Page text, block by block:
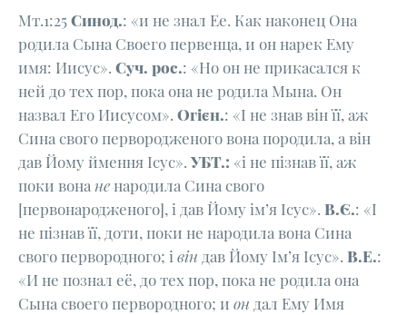
Мт.1:25Синод.: «и не знал Ее. Как наконец Она
родила Сына Своего первенца, и он нарек Ему
имя: Иисус». Суч. рос.: «Но он не прикасался к
ней до тех пор, пока она не родила Мына. Он
назвал Его Иисусом». Огієн.: «І не знав він її, аж
Сина свого первородженого вона породила, а він
дав Йому ймення Ісус». УБТ.: «і не пізнав її, аж
поки вона ненародила Сина свого
[первонародженого], і дав Йому ім’я Ісус». В.Є.: «I
не пізнав її, доти, поки не народила вона Сина
свого первородного; і він дав Йому Ім’я Ісус». В.Е.:
«И не познал её, до тех пор, пока не родила она
Сына своего первородного; и он дал Ему Имя